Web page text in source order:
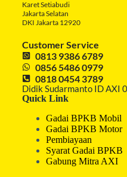
Karet Setiabudi
Jakarta Selatan
DKI Jakarta 12920
Customer Service
0813 9386 6789
0856 5486 0979
0818 0454 3789
Didik Sudarmanto ID AXI
Quick Link
Gadai BPKB Mobil
Gadai BPKB Motor
Pembiayaan
Syarat Gadai BPKB
Gabung Mitra AXI